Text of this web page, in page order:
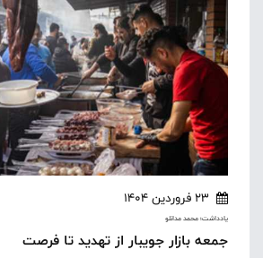
23 فروردین 1404
یادداشت؛ محمد مدانلو
جمعه بازار جویبار از تهدید تا فرصت